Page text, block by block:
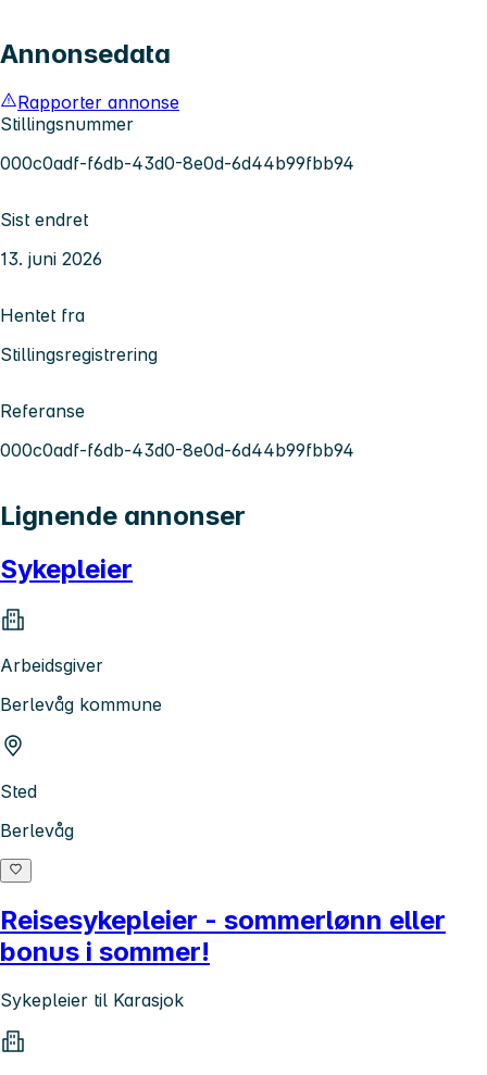
Annonsedata
Rapporter annonse
Stillingsnummer
000c0adf-f6db-43d0-8e0d-6d44b99fbb94
Sist endret
13. juni 2026
Hentet fra
Stillingsregistrering
Referanse
000c0adf-f6db-43d0-8e0d-6d44b99fbb94
Lignende annonser
Sykepleier
Arbeidsgiver
Berlevåg kommune
Sted
Berlevåg
Reisesykepleier - sommerlønn eller
bonus i sommer!
Sykepleier til Karasjok